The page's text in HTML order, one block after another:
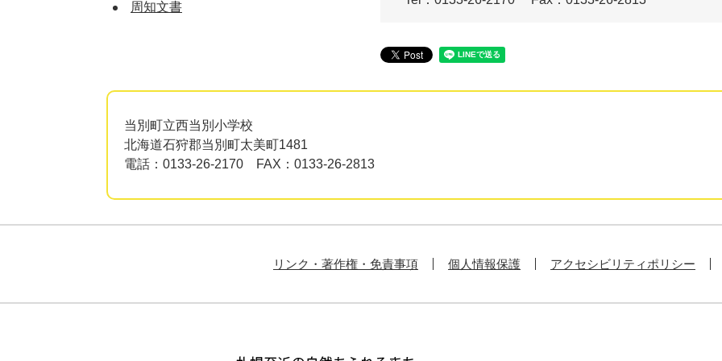
周知文書
当別町立西当別小学校
北海道石狩郡当別町太美町1481
電話：0133-26-2170 FAX：0133-26-2813
リンク・著作権・免責事項 個人情報保護 アクセシビリティポリシー